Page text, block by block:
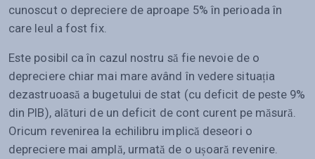
cunoscut o depreciere de aproape 5% în perioada în
care leul a fost fix.
Este posibil ca în cazul nostru să fie nevoie de o
depreciere chiar mai mare având în vedere situația
dezastruoasă a bugetului de stat (cu deficit de peste 9%
din PIB), alături de un deficit de cont curent pe măsură.
Oricum revenirea la echilibru implică deseori o
depreciere mai amplă, urmată de o ușoară revenire.